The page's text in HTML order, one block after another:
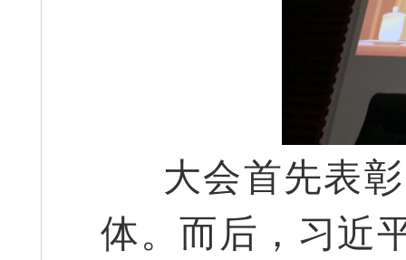
大会首先表彰
体。而后，习近